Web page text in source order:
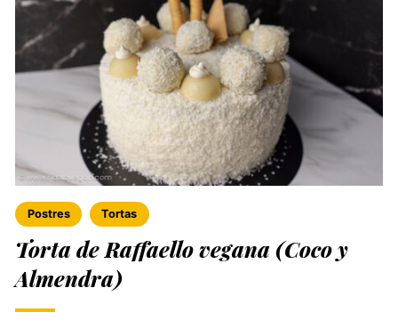
Postres Tortas
Torta de Raffaello vegana (Coco y
Almendra)